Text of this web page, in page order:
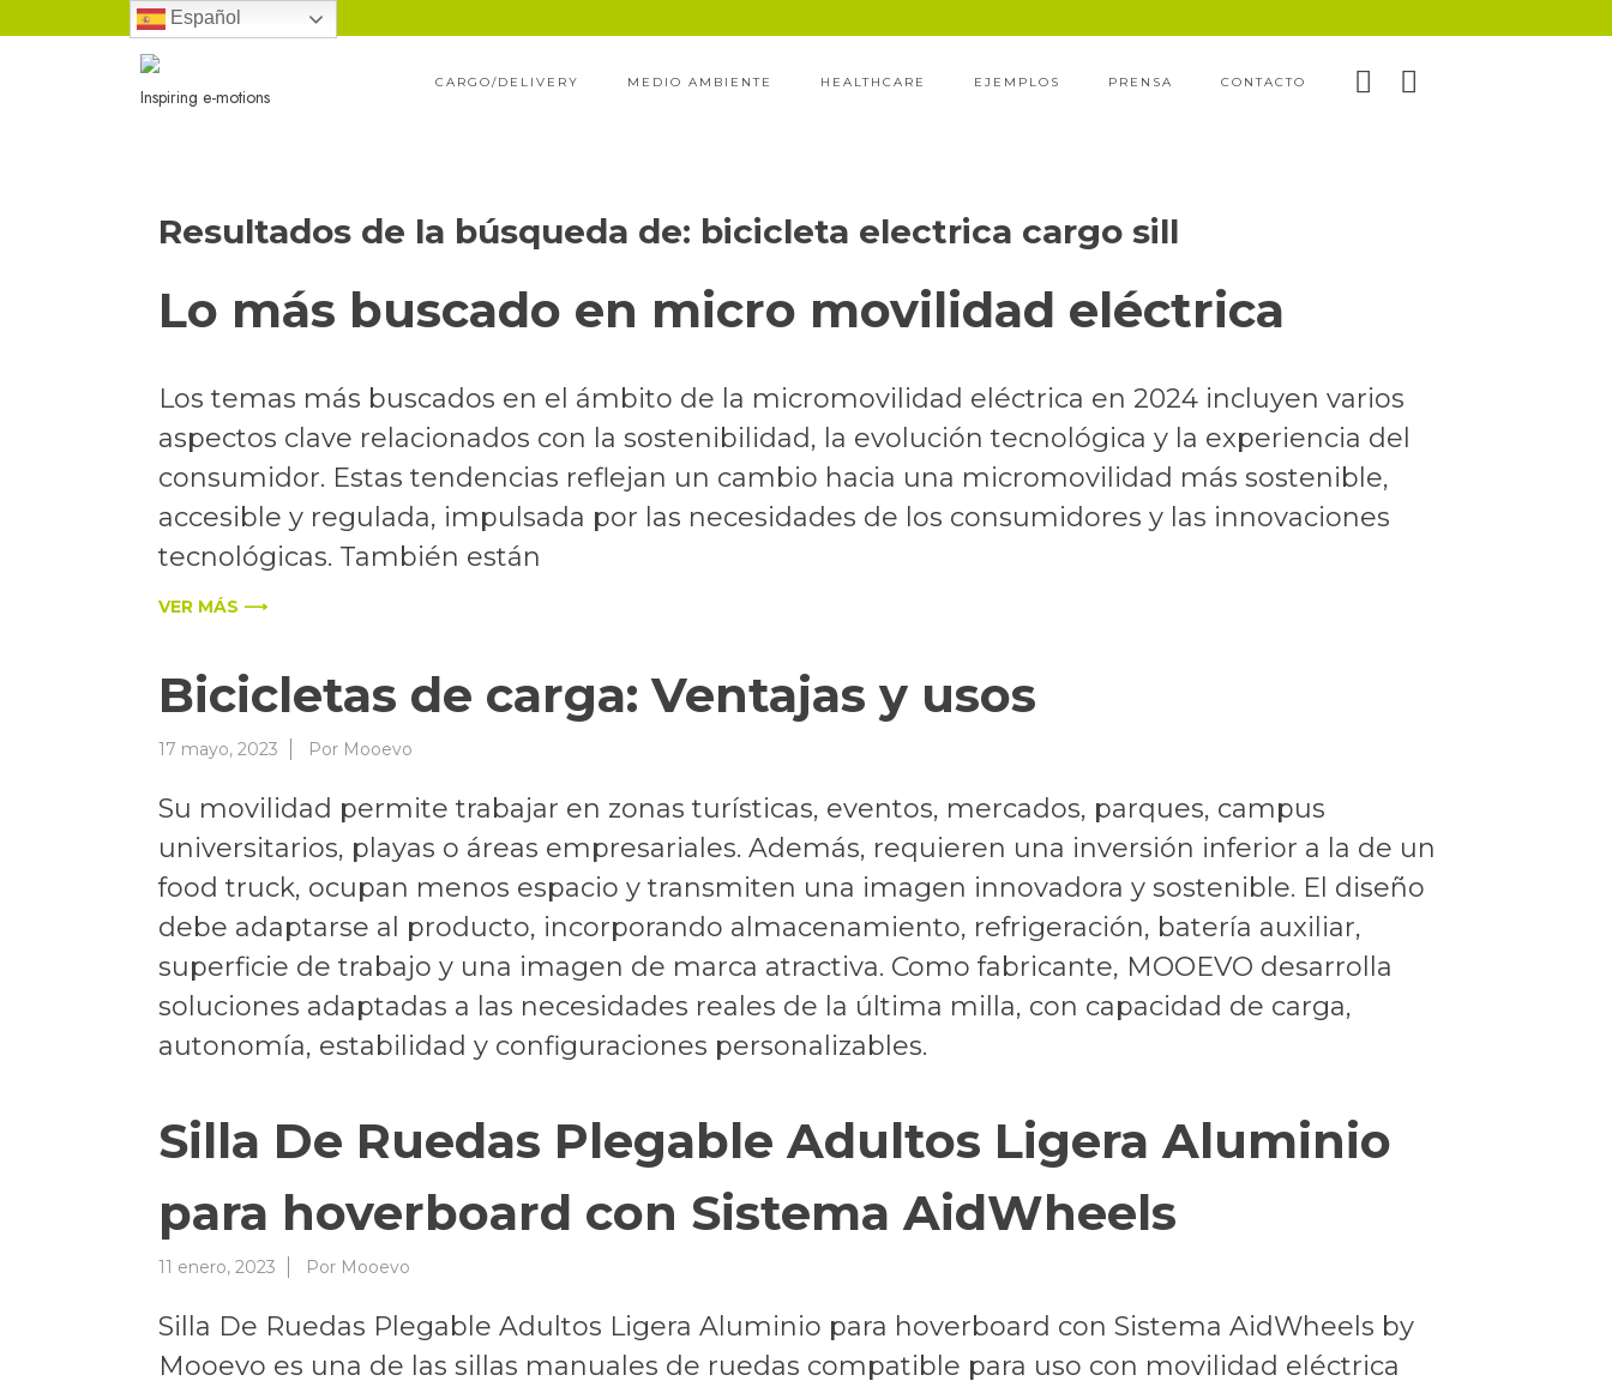
Inspiring e-motions
CARGO/DELIVERY MEDIO AMBIENTE HEALTHCARE EJEMPLOS PRENSA CONTACTO
Resultados de la búsqueda de: bicicleta electrica cargo sill
Lo más buscado en micro movilidad eléctrica
Los temas más buscados en el ámbito de la micromovilidad eléctrica en 2024 incluyen varios
aspectos clave relacionados con la sostenibilidad, la evolución tecnológica y la experiencia del
consumidor. Estas tendencias reflejan un cambio hacia una micromovilidad más sostenible,
accesible y regulada, impulsada por las necesidades de los consumidores y las innovaciones
tecnológicas. También están
VER MÁS ⟶
Bicicletas de carga: Ventajas y usos
17 mayo, 2023 Por Mooevo
Su movilidad permite trabajar en zonas turísticas, eventos, mercados, parques, campus
universitarios, playas o áreas empresariales. Además, requieren una inversión inferior a la de un
food truck, ocupan menos espacio y transmiten una imagen innovadora y sostenible. El diseño
debe adaptarse al producto, incorporando almacenamiento, refrigeración, batería auxiliar,
superficie de trabajo y una imagen de marca atractiva. Como fabricante, MOOEVO desarrolla
soluciones adaptadas a las necesidades reales de la última milla, con capacidad de carga,
autonomía, estabilidad y configuraciones personalizables.
Silla De Ruedas Plegable Adultos Ligera Aluminio
para hoverboard con Sistema AidWheels
11 enero, 2023 Por Mooevo
Silla De Ruedas Plegable Adultos Ligera Aluminio para hoverboard con Sistema AidWheels by
Mooevo es una de las sillas manuales de ruedas compatible para uso con movilidad eléctrica
Español